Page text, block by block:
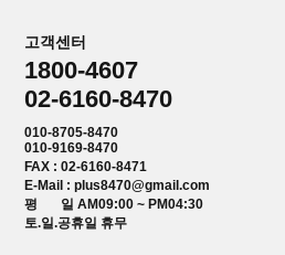
고객센터
1800-4607
02-6160-8470
010-8705-8470
010-9169-8470
FAX : 02-6160-8471
E-Mail : plus8470@gmail.com
평 일 AM09:00 ~ PM04:30
토.일.공휴일 휴무